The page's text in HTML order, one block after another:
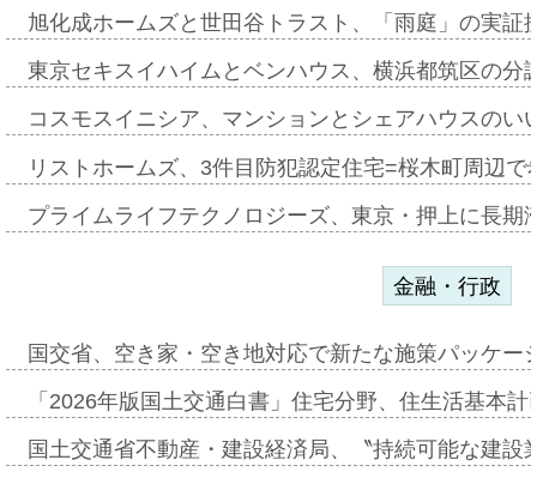
旭化成ホームズと世田谷トラスト、「雨庭」の実
東京セキスイハイムとベンハウス、横浜都筑区の
コスモスイニシア、マンションとシェアハウスの
リストホームズ、3件目防犯認定住宅=桜木町周辺
プライムライフテクノロジーズ、東京・押上に長
金融・行政
国交省、空き家・空き地対応で新たな施策パッケ
「2026年版国土交通白書」住宅分野、住生活基本
国土交通省不動産・建設経済局、〝持続可能な建